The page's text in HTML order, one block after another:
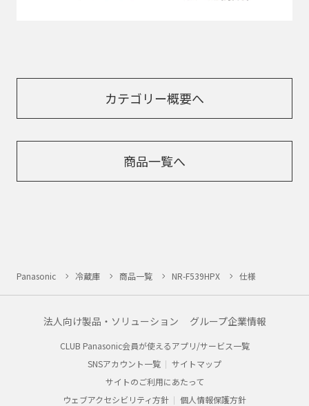
カテゴリー概要へ
商品一覧へ
Panasonic 冷蔵庫 商品一覧 NR-F539HPX 仕様
法人向け製品・ソリューション グループ企業情報
CLUB Panasonic会員が使えるアプリ/サービス一覧
SNSアカウント一覧
サイトマップ
サイトのご利用にあたって
ウェブアクセシビリティ方針
個人情報保護方針